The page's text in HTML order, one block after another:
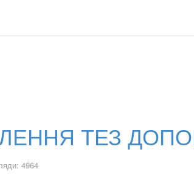
ТЕЗ
4964